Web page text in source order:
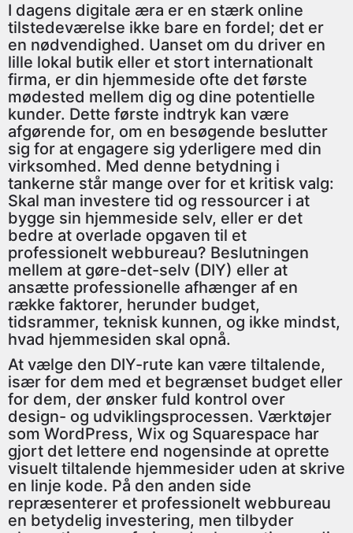
I dagens digitale æra er en stærk online
tilstedeværelse ikke bare en fordel; det er
en nødvendighed. Uanset om du driver en
lille lokal butik eller et stort internationalt
firma, er din hjemmeside ofte det første
mødested mellem dig og dine potentielle
kunder. Dette første indtryk kan være
afgørende for, om en besøgende beslutter
sig for at engagere sig yderligere med din
virksomhed. Med denne betydning i
tankerne står mange over for et kritisk valg:
Skal man investere tid og ressourcer i at
bygge sin hjemmeside selv, eller er det
bedre at overlade opgaven til et
professionelt webbureau? Beslutningen
mellem at gøre-det-selv (DIY) eller at
ansætte professionelle afhænger af en
række faktorer, herunder budget,
tidsrammer, teknisk kunnen, og ikke mindst,
hvad hjemmesiden skal opnå.
At vælge den DIY-rute kan være tiltalende,
især for dem med et begrænset budget eller
for dem, der ønsker fuld kontrol over
design- og udviklingsprocessen. Værktøjer
som WordPress, Wix og Squarespace har
gjort det lettere end nogensinde at oprette
visuelt tiltalende hjemmesider uden at skrive
en linje kode. På den anden side
repræsenterer et professionelt webbureau
en betydelig investering, men tilbyder